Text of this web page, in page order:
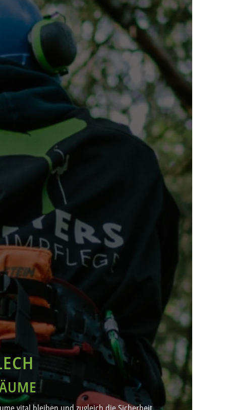
vital bleiben und zugleich die Sicherheit